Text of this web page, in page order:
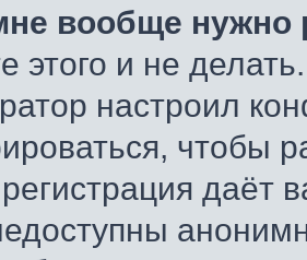
вообще нужно
этого и не
настроил
чтобы
даёт